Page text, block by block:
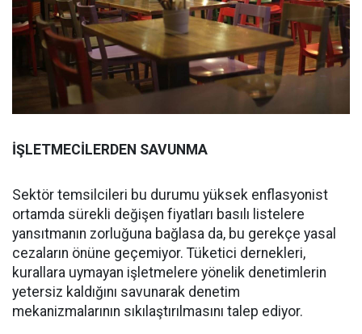
İŞLETMECİLERDEN SAVUNMA
Sektör temsilcileri bu durumu yüksek enflasyonist
ortamda sürekli değişen fiyatları basılı listelere
yansıtmanın zorluğuna bağlasa da, bu gerekçe yasal
cezaların önüne geçemiyor. Tüketici dernekleri,
kurallara uymayan işletmelere yönelik denetimlerin
yetersiz kaldığını savunarak denetim
mekanizmalarının sıkılaştırılmasını talep ediyor.